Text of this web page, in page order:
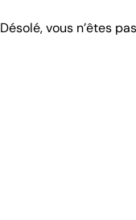
Désolé, vous n’êtes